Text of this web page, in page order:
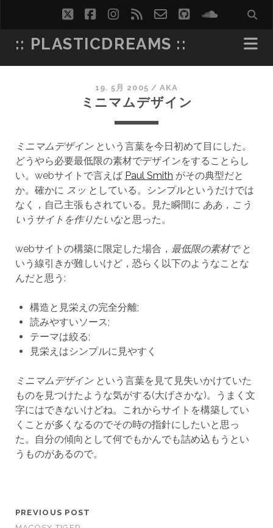
twitterfacebookinstagram
rss email-
form
github
:: PLASTICDREAMS ::
19. 5月 2005 / AKA
ミニマムデザイン
ミニマムデザインという言葉を今日初めて目にした。
どうやら必要最低限の素材でデザインをすることらし
い。webサイトで言えば Paul Smith がその典型だと
か。確かに スッ としている。シンプルというだけでは
なく，自己主張もされている。見た瞬間に ああ，こう
いうサイトを作りたいなと思った。
webサイトの構築に限定した場合， 最低限の素材でと
いう線引きが難しいけど，恐らく以下のようなことな
んだと思う:
構造と見栄えの完全分離;
読みやすいソース;
テーマは絞る;
見栄えはシンプルに見やすく
ミニマムデザインという言葉を見て見失いかけていた
ものを見つけたような気がする(大げさかな)。うまく文
字にはできないけどね。これからサイトを構築してい
くことが多くなるのでその時の指針にしたいと思っ
た。自分の傾向として何でもかんでも詰め込もうとい
うものがあるので。
PREVIOUS POST